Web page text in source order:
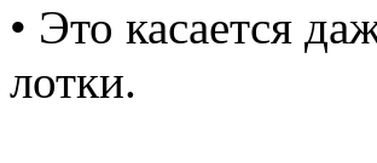
• Это касается
лотки.